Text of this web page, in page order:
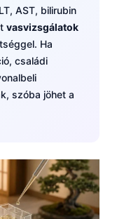
AST, bilirubin
vasvizsgálatok
Ha
családi
szóba jöhet a